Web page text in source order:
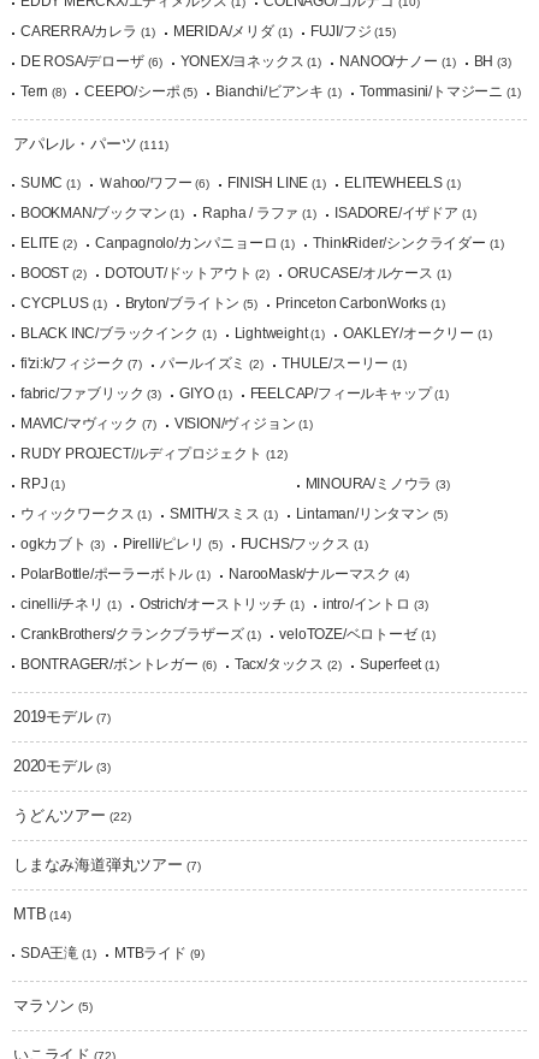
CARERRA/カレラ (1) MERIDA/メリダ (1) FUJI/フジ (15)
DE ROSA/デローザ (6) YONEX/ヨネックス (1) NANOO/ナノー (1) BH (3)
Tern (8) CEEPO/シーポ (5) Bianchi/ビアンキ (1) Tommasini/トマジーニ (1)
アパレル・パーツ (111)
SUMC (1) Ｗahoo/ワフー (6) FINISH LINE (1) ELITEWHEELS (1)
BOOKMAN/ブックマン (1) Rapha / ラファ (1) ISADORE/イザドア (1)
ELITE (2) Canpagnolo/カンパニョーロ (1) ThinkRider/シンクライダー (1)
BOOST (2) DOTOUT/ドットアウト (2) ORUCASE/オルケース (1)
CYCPLUS(1) Bryton/ブライトン (5) Princeton CarbonWorks (1)
BLACK INC/ブラックインク (1) Lightweight(1) OAKLEY/オークリー (1)
fi'zi:k/フィジーク (7) パールイズミ (2) THULE/スーリー (1)
fabric/ファブリック (3) GIYO(1) FEELCAP/フィールキャップ(1)
MAVIC/マヴィック (7) VISION/ヴィジョン (1)
RUDY PROJECT/ルディプロジェクト (12)
RPJ (1) MINOURA/ミノウラ (3)
ウィックワークス (1) SMITH/スミス (1) Lintaman/リンタマン (5)
ogkカブト (3) Pirelli/ピレリ (5) FUCHS/フックス (1)
PolarBottle/ポーラーボトル (1) NarooMask/ナルーマスク (4)
cinelli/チネリ (1) Ostrich/オーストリッチ (1) intro/イントロ (3)
CrankBrothers/クランクブラザーズ (1) veloTOZE/ベロトーゼ(1)
BONTRAGER/ボントレガー (6) Tacx/タックス (2) Superfeet (1)
2019モデル(7)
2020モデル(3)
うどんツアー (22)
しまなみ海道弾丸ツアー (7)
MTB (14)
SDA王滝 (1) MTBライド (9)
マラソン (5)
いこライド (72)